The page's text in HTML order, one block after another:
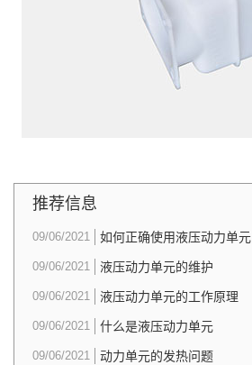
推荐信息
09/06/2021 如何正确使用液压动力单元
09/06/2021 液压动力单元的维护
09/06/2021 液压动力单元的工作原理
09/06/2021 什么是液压动力单元
09/06/2021 动力单元的发热问题